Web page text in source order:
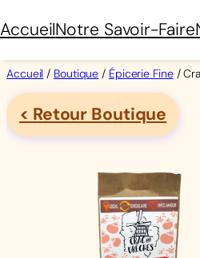
au
contenu
AccueilNotre Savoir-Faire
Accueil / Boutique / Épicerie Fine/
< Retour Boutique